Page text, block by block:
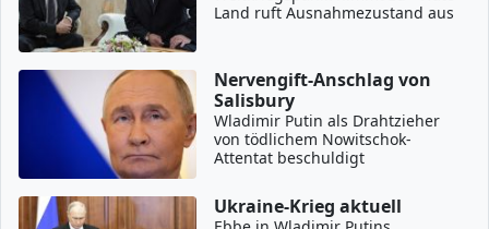
Land ruft Ausnahmezustand aus
Nervengift-Anschlag von
Salisbury
Wladimir Putin als Drahtzieher
von tödlichem Nowitschok-
Attentat beschuldigt
Ukraine-Krieg aktuell